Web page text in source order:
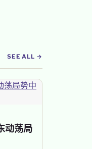
SEE ALL →
动荡局